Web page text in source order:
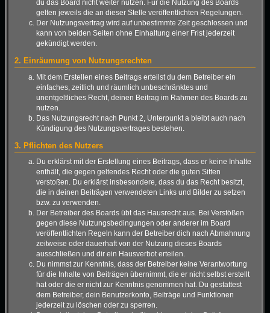
du das Board nicht weiter nutzen. Für die Nutzung des Boards
gelten jeweils die an dieser Stelle veröffentlichten Regelungen.
Der Nutzungsvertrag wird auf unbestimmte Zeit geschlossen und
kann von beiden Seiten ohne Einhaltung einer Frist jederzeit
gekündigt werden.
2. Einräumung von Nutzungsrechten
Mit dem Erstellen eines Beitrags erteilst du dem Betreiber ein
einfaches, zeitlich und räumlich unbeschränktes und
unentgeltliches Recht, deinen Beitrag im Rahmen des Boards zu
nutzen.
Das Nutzungsrecht nach Punkt 2, Unterpunkt a bleibt auch nach
Kündigung des Nutzungsvertrages bestehen.
3. Pflichten des Nutzers
Du erklärst mit der Erstellung eines Beitrags, dass er keine Inhalte
enthält, die gegen geltendes Recht oder die guten Sitten
verstoßen. Du erklärst insbesondere, dass du das Recht besitzt,
die in deinen Beiträgen verwendeten Links und Bilder zu setzen
bzw. zu verwenden.
Der Betreiber des Boards übt das Hausrecht aus. Bei Verstößen
gegen diese Nutzungsbedingungen oder anderer im Board
veröffentlichten Regeln kann der Betreiber dich nach Abmahnung
zeitweise oder dauerhaft von der Nutzung dieses Boards
ausschließen und dir ein Hausverbot erteilen.
Du nimmst zur Kenntnis, dass der Betreiber keine Verantwortung
für die Inhalte von Beiträgen übernimmt, die er nicht selbst erstellt
hat oder die er nicht zur Kenntnis genommen hat. Du gestattest
dem Betreiber, dein Benutzerkonto, Beiträge und Funktionen
jederzeit zu löschen oder zu sperren.